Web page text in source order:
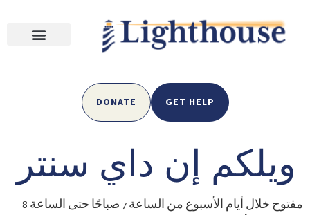
GET HELP
DONATE
ويلكم إن داي سنتر
مفتوح خلال أيام الأسبوع من الساعة 7 صباحًا حتى الساعة 8